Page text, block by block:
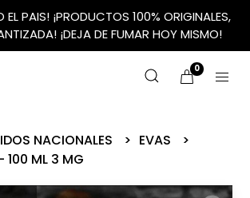
EL PAIS! ¡PRODUCTOS 100% ORIGINALES,
¡DEJA DE FUMAR HOY MISMO!
0
NACIONALES
EVAS
100 ML 3 MG